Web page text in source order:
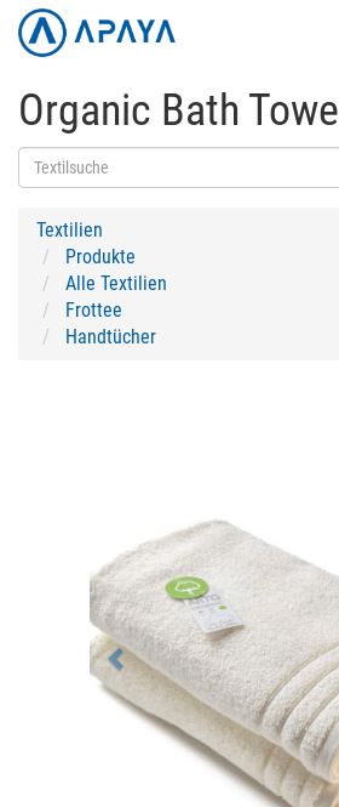
Organic Bath Towel
Textilien
Produkte
Alle Textilien
Frottee
Handtücher